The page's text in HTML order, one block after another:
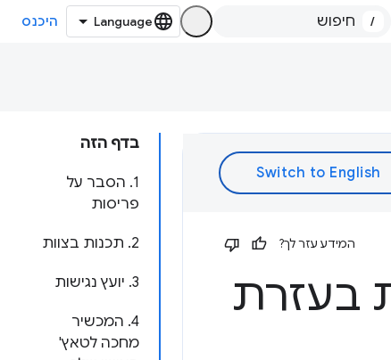
/ היכנס
בדף הזה
1. הסבר על
פריסות
2. תכנות בצוות
3. יועץ נגישות
4. המכשיר
מחכה לטאץ'
המידע עזר לך?
בעזרת